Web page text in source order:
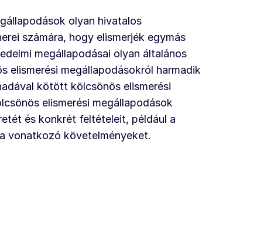
olyan hivatalos
számára, hogy elismerjék egymás
megállapodásai olyan általános
elismerési megállapodásokról harmadik
kötött kölcsönös elismerési
elismerési megállapodások
és konkrét feltételeit, például a
vonatkozó követelményeket.